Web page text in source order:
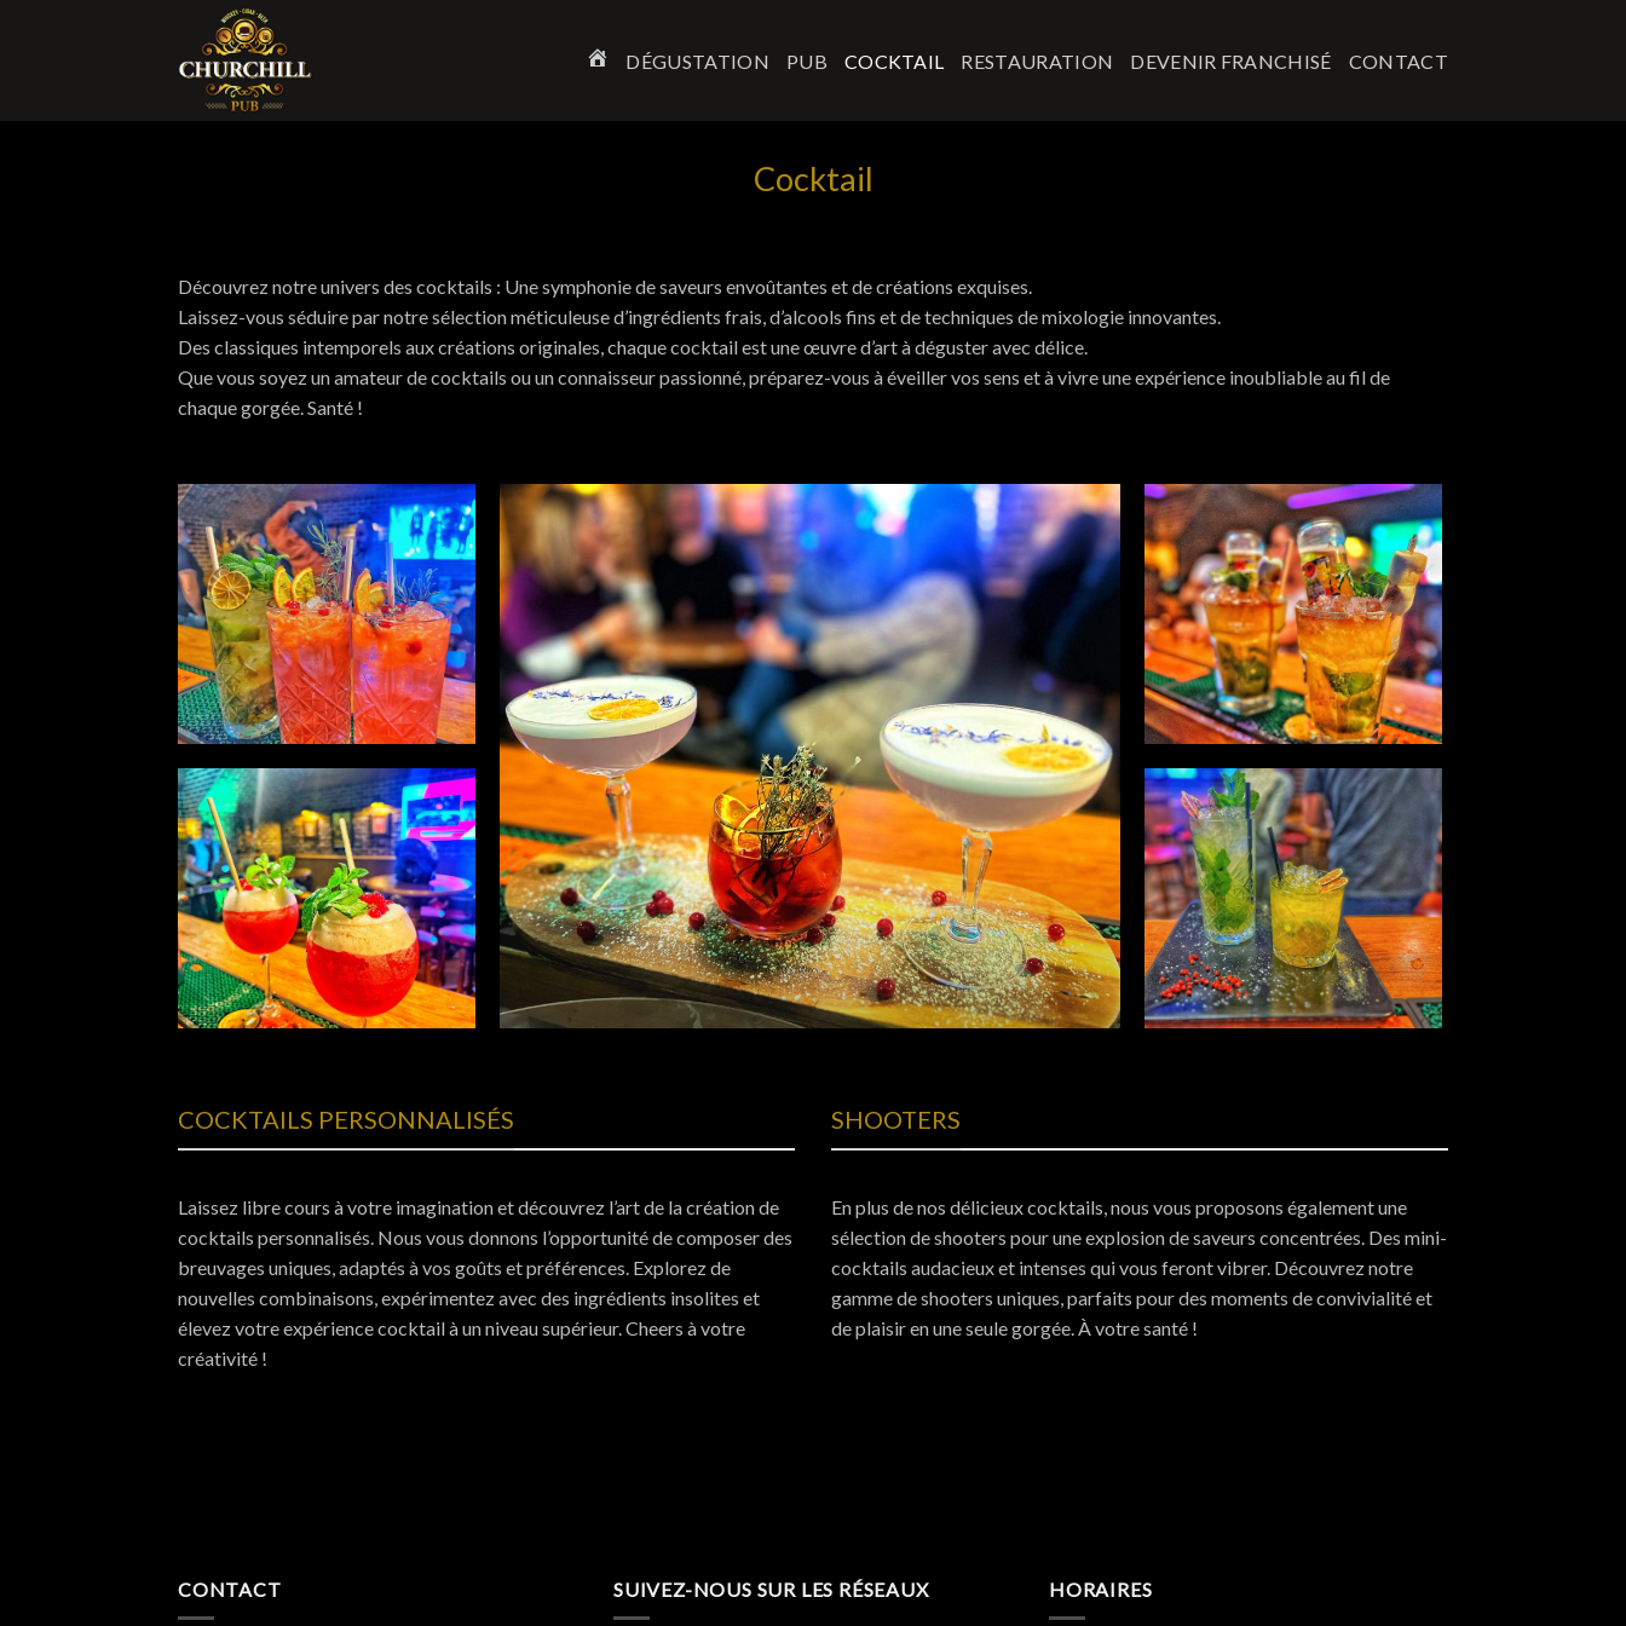
ACCUEIL
DÉGUSTATION PUB COCKTAIL RESTAURATION DEVENIR FRANCHISÉ CONTACT
Cocktail
Découvrez notre univers des cocktails : Une symphonie de saveurs envoûtantes et de créations exquises.
Laissez-vous séduire par notre sélection méticuleuse d’ingrédients frais, d’alcools fins et de techniques de mixologie innovantes.
Des classiques intemporels aux créations originales, chaque cocktail est une œuvre d’art à déguster avec délice.
Que vous soyez un amateur de cocktails ou un connaisseur passionné, préparez-vous à éveiller vos sens et à vivre une expérience inoubliable au fil de
chaque gorgée. Santé !
COCKTAILS PERSONNALISÉS
Laissez libre cours à votre imagination et découvrez l’art de la création de
cocktails personnalisés. Nous vous donnons l’opportunité de composer des
breuvages uniques, adaptés à vos goûts et préférences. Explorez de
nouvelles combinaisons, expérimentez avec des ingrédients insolites et
élevez votre expérience cocktail à un niveau supérieur. Cheers à votre
créativité !
SHOOTERS
En plus de nos délicieux cocktails, nous vous proposons également une
sélection de shooters pour une explosion de saveurs concentrées. Des mini-
cocktails audacieux et intenses qui vous feront vibrer. Découvrez notre
gamme de shooters uniques, parfaits pour des moments de convivialité et
de plaisir en une seule gorgée. À votre santé !
CONTACT SUIVEZ-NOUS SUR LES RÉSEAUX HORAIRES